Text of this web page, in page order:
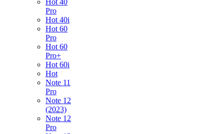
Hot 40
Pro
Hot 40i
Hot 60
Pro
Hot 60
Pro+
Hot 60i
Hot
Note 11
Pro
Note 12
(2023)
Note 12
Pro